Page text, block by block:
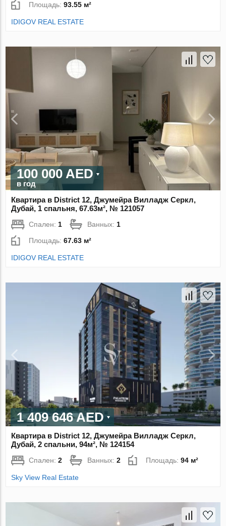
Площадь:93.55 м²
IDIGOV REAL ESTATE
100 000 AED
в год
Квартира в District 12, Джумейра Вилладж Серкл,
Дубай, 1 спальня, 67.63м², № 121057
Спален: 1 Ванных: 1
Площадь:67.63 м²
IDIGOV REAL ESTATE
1 409 646 AED
Квартира в District 12, Джумейра Вилладж Серкл,
Дубай, 2 спальни, 94м², № 124154
Спален:2 Ванных:2 Площадь:94 м²
Sky View Real Estate